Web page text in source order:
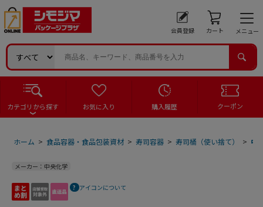
会員登録 カート メニュー
カテゴリから探す お気に入り 購入履歴 クーポン
ホーム > 食品容器・食品包装資材 > 寿司容器 > 寿司桶（使い捨て） > 中
メーカー：中央化学
アイコンについて